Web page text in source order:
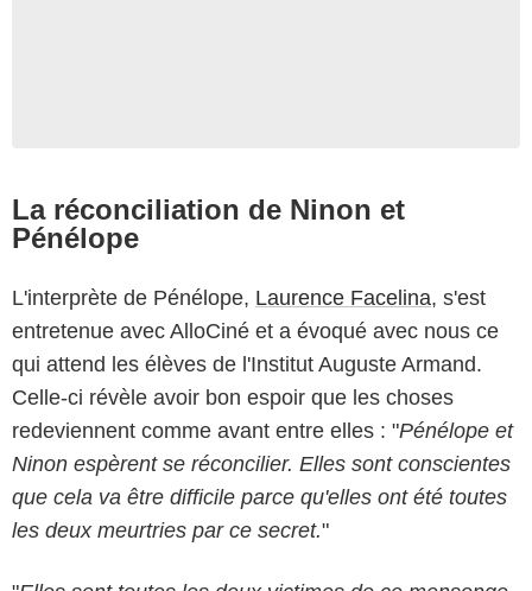
La réconciliation de Ninon et
Pénélope
L'interprète de Pénélope, Laurence Facelina, s'est
entretenue avec AlloCiné et a évoqué avec nous ce
qui attend les élèves de l'Institut Auguste Armand.
Celle-ci révèle avoir bon espoir que les choses
redeviennent comme avant entre elles : "Pénélope et
Ninon espèrent se réconcilier. Elles sont conscientes
que cela va être difficile parce qu'elles ont été toutes
les deux meurtries par ce secret."